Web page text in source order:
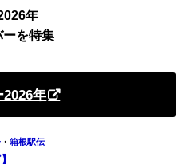
年
ーを特集
年
・箱根駅伝